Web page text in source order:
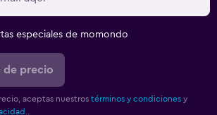
especiales de momondo
de precio
aceptas nuestros términos y condiciones y